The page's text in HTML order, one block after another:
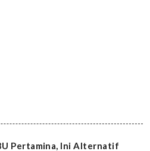
Pertamina, Ini Alternatif